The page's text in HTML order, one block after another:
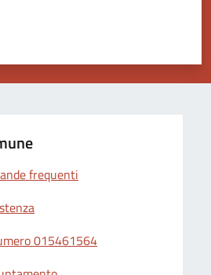
stelle su 5
su 5
5
frequenti
015461564